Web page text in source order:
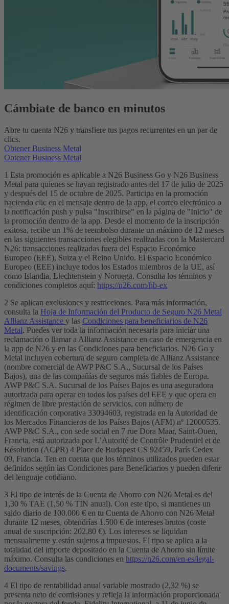
Cámbiate de banco en minutos
Abre tu cuenta N26 y transfiere tus pagos recurrentes en un par de
clics.
Obtener Business Metal
Obtener Business Metal
1 Esta promoción es aplicable a N26 Business Go y N26 Business
Metal para quienes se hayan registrado antes del 17 de julio de 2025
y después del 15 de octubre de 2025. Participa en la promoción
haciendo clic en el mensaje dentro de la app, el correo electrónico o
la notificación push y pulsa "Inscribirse" en la página de "Inicio" de
la promoción dentro de la app. Desde el momento de la inscripción
exitosa, recibe un 1% de reembolso durante un máximo de 12 meses
en las siguientes transacciones elegibles realizadas con la Mastercard
N26: transacciones realizadas fuera del Espacio Económico
Europeo (EEE), Suiza y el Reino Unido. El Espacio Económico
Europeo (EEE) incluye todos los Estados miembros de la UE, así
como Islandia, Liechtenstein y Noruega. Consulta los términos y
condiciones completos aquí: https://n26.com/hb-ex
2 Se aplican exclusiones y restricciones. Para más información,
consulta la Hoja de Información del Producto de Seguro N26 Metal
Allianz Assistance y las Condiciones para beneficiarios de N26
Metal. Puedes ver toda la información necesaria para iniciar una
reclamación o llamar a Allianz Assistance en caso de emergencia en
la app de N26 y en las Condiciones para beneficiarios. N26 Go y
Metal incluyen cobertura de seguro completa de Allianz Assistance
(nombre comercial de AWP P&C S.A., Sucursal de los Países
Bajos), una de las compañías de seguros más fiables de Europa.
AWP P&C S.A. Sucursal de los Países Bajos es una aseguradora
autorizada para operar en todos los países del EEE y que opera en
régimen de libre prestación de servicios, con número de
identificación corporativa 33094603, registrada en la Autoridad de
los Mercados Financieros de los Países Bajos (AFM) nº 12000535.
AWP P&C S.A., con sede social en 7 rue Dora Maar, Saint-Ouen,
Francia, está autorizada por L’Autorité de Contrôle Prudentiel et de
Résolution (ACPR) 4 Place de Budapest CS 92459, París Cedex
09, Francia. Ten en cuenta que los términos utilizados pueden estar
definidos según las Condiciones para Beneficiarios y pueden diferir
del lenguaje cotidiano.
3 El tipo de interés de la Cuenta de Ahorro con N26 Metal es del
1,30 % TAE (1,50 % TIN anual). Con este tipo, si mantienes un
saldo diario de 100.000 € en tu Cuenta de Ahorro con N26 Metal
durante 12 meses, obtendrías 1.500 € de intereses brutos (coste
anual de suscripción: 202,80 €). Los intereses se liquidan
mensualmente y están sujetos a impuestos. El tipo se aplica a la
totalidad del importe depositado en la Cuenta de Ahorro sin límite
máximo. Consulta las condiciones en https://n26.com/en-es/legal-
documents/savings.
4 El tipo de rentabilidad anual variable mostrado (2,32 %) se
presenta neto de comisiones y refleja la información proporcionada